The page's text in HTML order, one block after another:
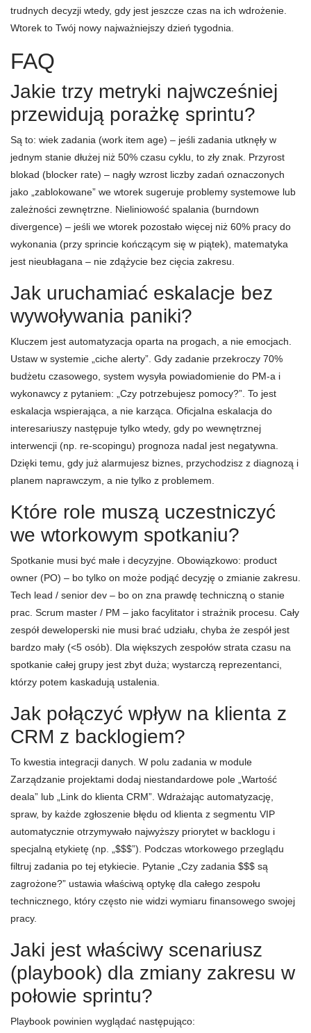
trudnych decyzji wtedy, gdy jest jeszcze czas na ich wdrożenie.
Wtorek to Twój nowy najważniejszy dzień tygodnia.
FAQ
Jakie trzy metryki najwcześniej
przewidują porażkę sprintu?
Są to: wiek zadania (work item age) – jeśli zadania utknęły w
jednym stanie dłużej niż 50% czasu cyklu, to zły znak. Przyrost
blokad (blocker rate) – nagły wzrost liczby zadań oznaczonych
jako „zablokowane” we wtorek sugeruje problemy systemowe lub
zależności zewnętrzne. Nieliniowość spalania (burndown
divergence) – jeśli we wtorek pozostało więcej niż 60% pracy do
wykonania (przy sprincie kończącym się w piątek), matematyka
jest nieubłagana – nie zdążycie bez cięcia zakresu.
Jak uruchamiać eskalacje bez
wywoływania paniki?
Kluczem jest automatyzacja oparta na progach, a nie emocjach.
Ustaw w systemie „ciche alerty”. Gdy zadanie przekroczy 70%
budżetu czasowego, system wysyła powiadomienie do PM-a i
wykonawcy z pytaniem: „Czy potrzebujesz pomocy?”. To jest
eskalacja wspierająca, a nie karząca. Oficjalna eskalacja do
interesariuszy następuje tylko wtedy, gdy po wewnętrznej
interwencji (np. re-scopingu) prognoza nadal jest negatywna.
Dzięki temu, gdy już alarmujesz biznes, przychodzisz z diagnozą i
planem naprawczym, a nie tylko z problemem.
Które role muszą uczestniczyć
we wtorkowym spotkaniu?
Spotkanie musi być małe i decyzyjne. Obowiązkowo: product
owner (PO) – bo tylko on może podjąć decyzję o zmianie zakresu.
Tech lead / senior dev – bo on zna prawdę techniczną o stanie
prac. Scrum master / PM – jako facylitator i strażnik procesu. Cały
zespół deweloperski nie musi brać udziału, chyba że zespół jest
bardzo mały (<5 osób). Dla większych zespołów strata czasu na
spotkanie całej grupy jest zbyt duża; wystarczą reprezentanci,
którzy potem kaskadują ustalenia.
Jak połączyć wpływ na klienta z
CRM z backlogiem?
To kwestia integracji danych. W polu zadania w module
Zarządzanie projektami dodaj niestandardowe pole „Wartość
deala” lub „Link do klienta CRM”. Wdrażając automatyzację,
spraw, by każde zgłoszenie błędu od klienta z segmentu VIP
automatycznie otrzymywało najwyższy priorytet w backlogu i
specjalną etykietę (np. „$$$”). Podczas wtorkowego przeglądu
filtruj zadania po tej etykiecie. Pytanie „Czy zadania $$$ są
zagrożone?” ustawia właściwą optykę dla całego zespołu
technicznego, który często nie widzi wymiaru finansowego swojej
pracy.
Jaki jest właściwy scenariusz
(playbook) dla zmiany zakresu w
połowie sprintu?
Playbook powinien wyglądać następująco: